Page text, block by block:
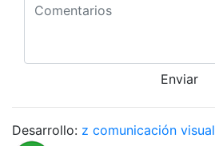
Enviar
Desarrollo: z comunicación visual